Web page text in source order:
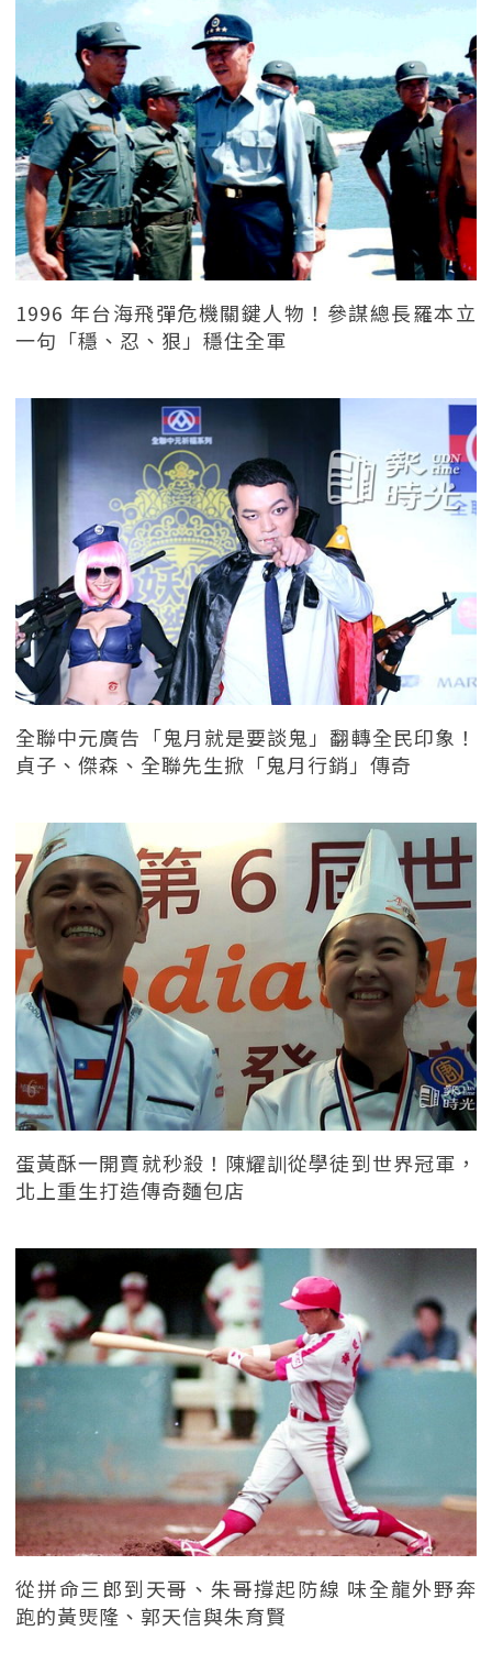
1996 年台海飛彈危機關鍵人物！參謀總長羅本立
一句「穩、忍、狠」穩住全軍
全聯中元廣告「鬼月就是要談鬼」翻轉全民印象！
貞子、傑森、全聯先生掀「鬼月行銷」傳奇
蛋黃酥一開賣就秒殺！陳耀訓從學徒到世界冠軍，
北上重生打造傳奇麵包店
從拼命三郎到天哥、朱哥撐起防線 味全龍外野奔
跑的黃煚隆、郭天信與朱育賢